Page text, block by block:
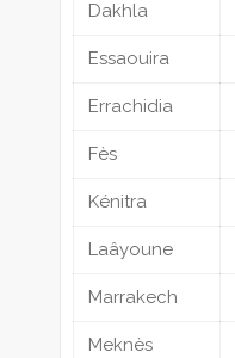
Dakhla
Essaouira
Errachidia
Fès
Kénitra
Laâyoune
Marrakech
Meknès